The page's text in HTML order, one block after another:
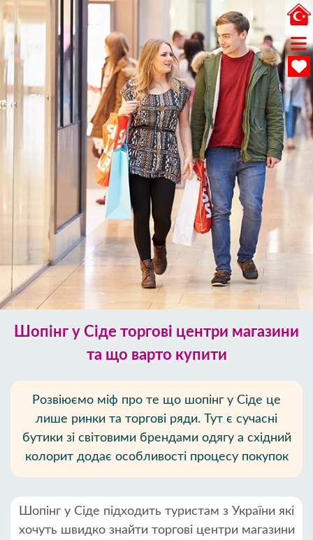
Шопінг у Сіде торгові центри магазини
та що варто купити
Розвіюємо міф про те що шопінг у Сіде це
лише ринки та торгові ряди. Тут є сучасні
бутики зі світовими брендами одягу а східний
колорит додає особливості процесу покупок
Шопінг у Сіде підходить туристам з України які
хочуть швидко знайти торгові центри магазини